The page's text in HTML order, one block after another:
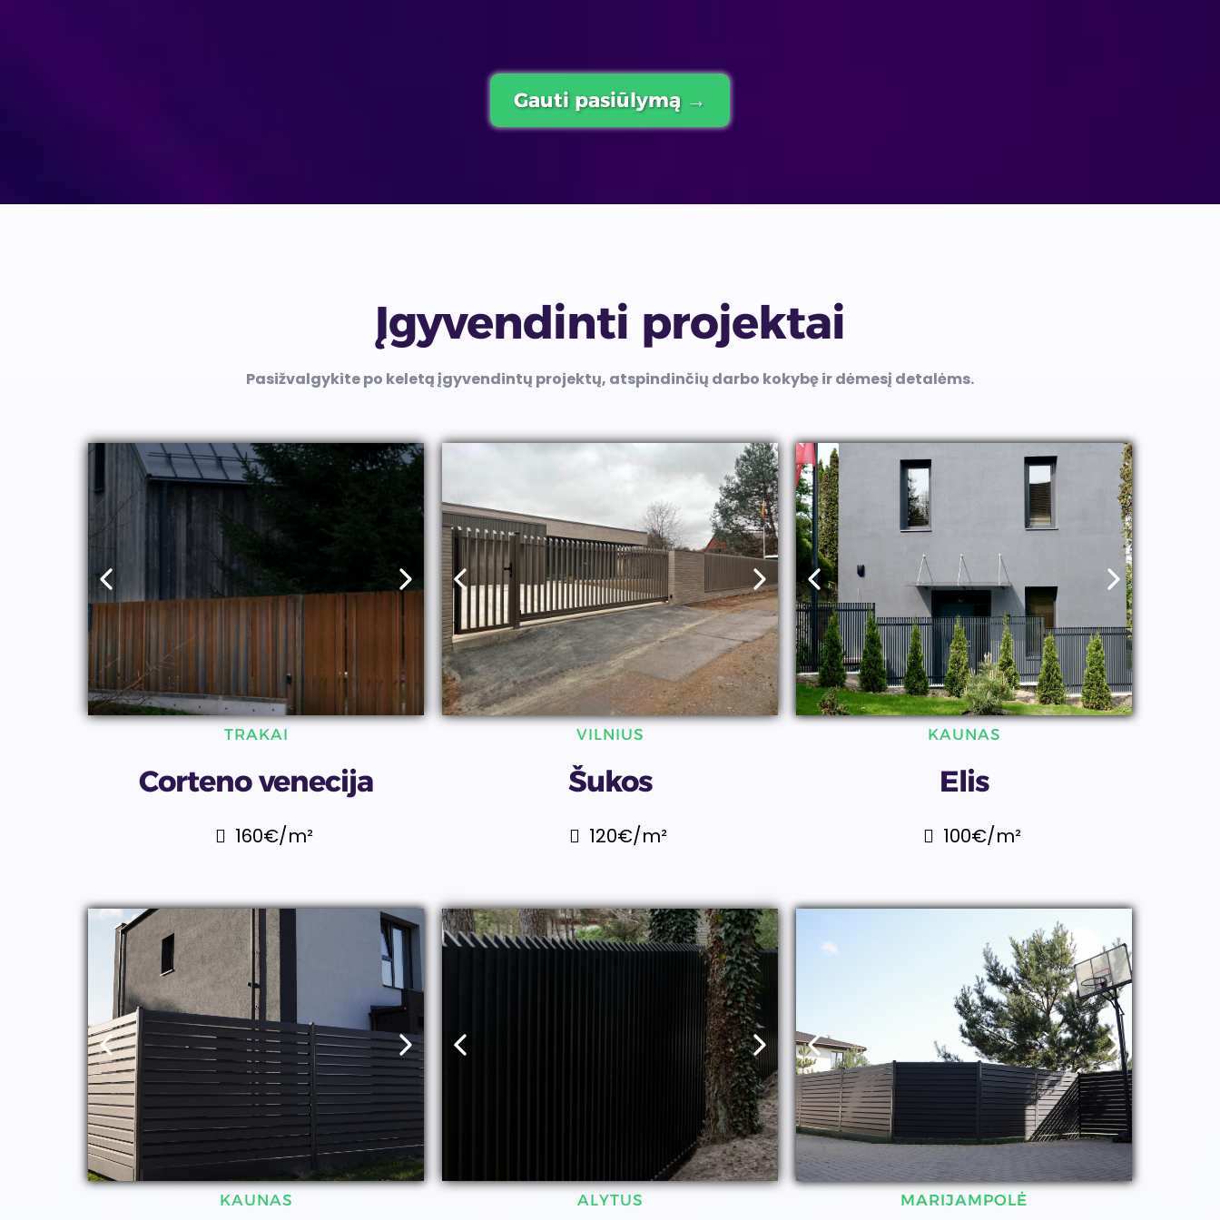
Gauti pasiūlymą →
Įgyvendinti projektai
Pasižvalgykite po keletą įgyvendintų projektų, atspindinčių darbo kokybę ir dėmesį detalėms.
TRAKAI
Corteno venecija
160€/m²
VILNIUS
Šukos
120€/m²
KAUNAS
Elis
100€/m²
KAUNAS ALYTUS MARIJAMPOLĖ